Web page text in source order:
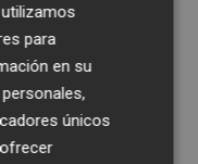
forestal
'sprint' del año y
para
en su
únicos